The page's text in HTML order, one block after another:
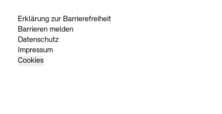
Erklärung zur Barrierefreiheit
Barrieren melden
Datenschutz
Impressum
Cookies